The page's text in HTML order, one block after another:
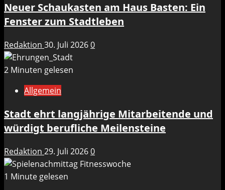
Neuer Schaukasten am Haus Basten: Ein
Fenster zum Stadtleben
Redaktion 30. Juli 20260
2 Minuten gelesen
Allgemein
Stadt ehrt langjährige Mitarbeitende und
würdigt berufliche Meilensteine
Redaktion 29. Juli 20260
1 Minute gelesen